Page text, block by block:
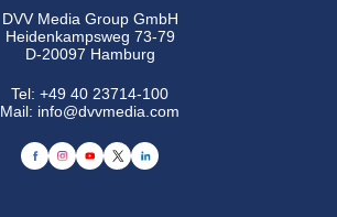
DVV Media Group GmbH
Heidenkampsweg 73-79
D-20097 Hamburg
Tel:+49 40 23714-100
Mail: info@dvvmedia.com